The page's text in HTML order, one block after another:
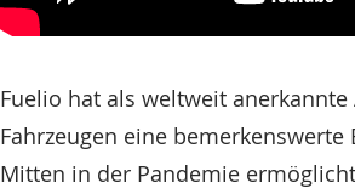
Fuelio hat als weltweit
Fahrzeugen eine
Mitten in der Pandemie